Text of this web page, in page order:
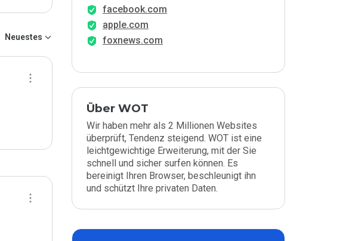
Neuestes
facebook.com
apple.com
foxnews.com
Über WOT
Wir haben mehr als 2 Millionen Websites
überprüft, Tendenz steigend. WOT ist eine
leichtgewichtige Erweiterung, mit der Sie
schnell und sicher surfen können. Es
bereinigt Ihren Browser, beschleunigt ihn
und schützt Ihre privaten Daten.